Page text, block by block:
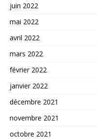
juin 2022
mai 2022
avril 2022
mars 2022
février 2022
janvier 2022
décembre 2021
novembre 2021
octobre 2021